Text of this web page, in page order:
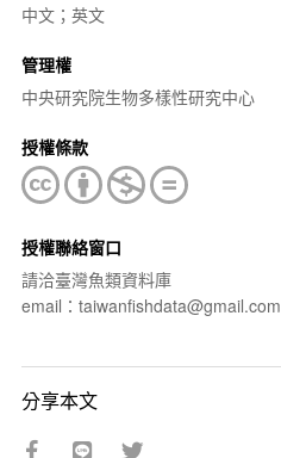
中文；英文
管理權
中央研究院生物多樣性研究中心
授權條款
授權聯絡窗口
請洽臺灣魚類資料庫
email：taiwanfishdata@gmail.com
分享本文